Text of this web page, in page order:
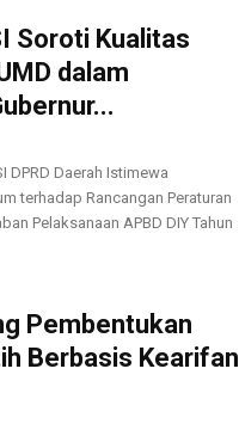
Soroti Kualitas
dalam
DPRD Daerah Istimewa
terhadap Rancangan Peraturan
Pelaksanaan APBD DIY Tahun
Pembentukan
Berbasis Kearifan